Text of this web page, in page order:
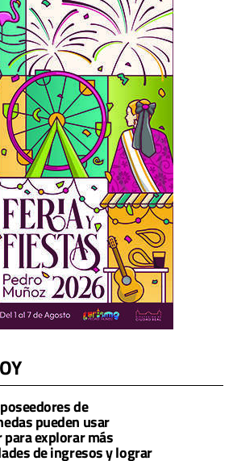
de
pueden usar
para explorar más
de ingresos y lograr